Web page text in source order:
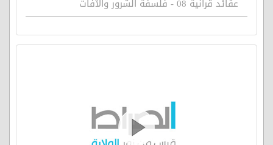
عقائد قرآنية 08 - فلسفة الشرور والآفات